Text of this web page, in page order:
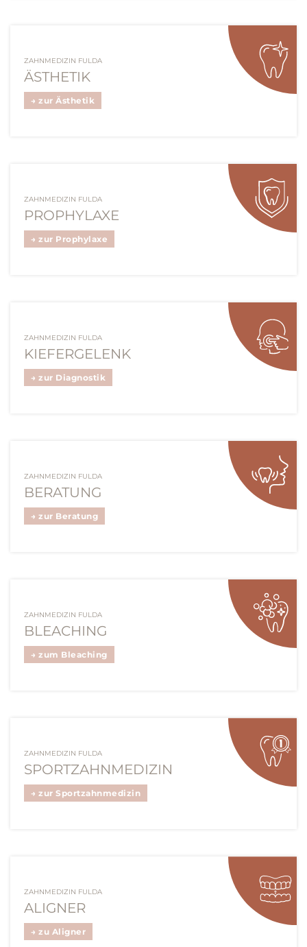
ZAHNMEDIZIN FULDA
ÄSTHETIK
→ zur Ästhetik
ZAHNMEDIZIN FULDA
PROPHYLAXE
→ zur Prophylaxe
ZAHNMEDIZIN FULDA
KIEFERGELENK
→ zur Diagnostik
ZAHNMEDIZIN FULDA
BERATUNG
→ zur Beratung
ZAHNMEDIZIN FULDA
BLEACHING
→ zum Bleaching
ZAHNMEDIZIN FULDA
SPORTZAHNMEDIZIN
→ zur Sportzahnmedizin
ZAHNMEDIZIN FULDA
ALIGNER
→ zu Aligner